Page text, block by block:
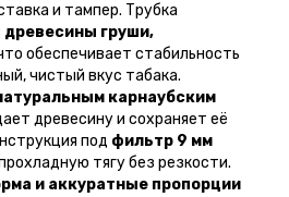
и тампер. Трубка
древесины груши,
обеспечивает стабильность
чистый вкус табака.
карнаубским
древесину и сохраняет её
под фильтр 9 мм
тягу без резкости.
и аккуратные пропорции